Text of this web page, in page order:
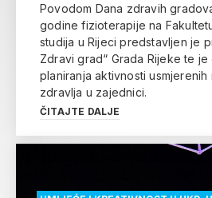
Povodom Dana zdravih
godine fizioterapije na
studija u Rijeci predstavljen je
Zdravi grad“ Grada Rijeke te
planiranja aktivnosti
zdravlja u zajednici.
ČITAJTE DALJE